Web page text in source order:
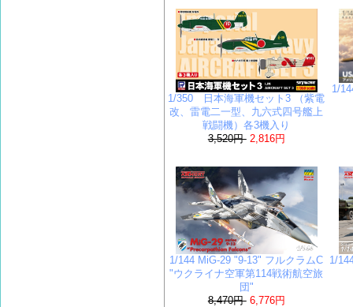
1/350 日本海軍機セット3 （紫電
改、雷電二一型、九六式四号艦上
戦闘機）各3機入り
3,520円 2,816円
1/
1/144 MiG-29 "9-13" フルクラムC
"ウクライナ空軍第114戦術航空旅
団"
8,470円 6,776円
1/